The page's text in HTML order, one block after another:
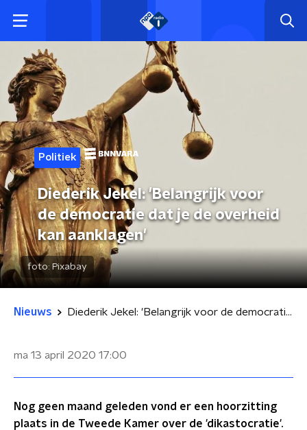
Politiek
Diederik Jekel: 'Belangrijk voor
de democratie dat je de overheid
kan aanklagen'
foto: Pixabay
Nieuws Diederik Jekel: 'Belangrijk voor de democratie dat je de overheid kan aanklagen'
ma 13 april 2020 17:00
Nog geen maand geleden vond er een hoorzitting
plaats in de Tweede Kamer over de 'dikastocratie'.